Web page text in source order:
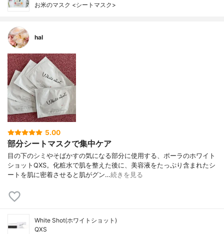
お米のマスク <シートマスク>
hal
5.00
部分シートマスクで集中ケア
目の下のシミやそばかすの気になる部分に使用する、ポーラのホワイト
ショットQXS。化粧水で肌を整えた後に、美容液をたっぷり含まれたシ
ートを肌に密着させると肌がグン…続きを見る
White Shot(ホワイトショット)
QXS